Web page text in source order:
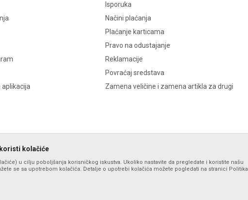
aplikacija
Isporuka
Načini plaćanja
Plaćanje karticama
Pravo na odustajanje
Reklamacije
Povraćaj sredstava
Zamena veličine i zamena artikla za drugi
kolačiće
u cilju poboljšanja korisničkog iskustva. Ukoliko nastavite da pregledate i koristite našu
se sa upotrebom kolačića. Detalje o upotrebi kolačića možete pogledati na stranici Politika